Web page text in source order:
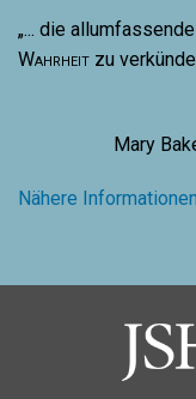
„... die
Wahrheit zu
Mary Baker
Nähere